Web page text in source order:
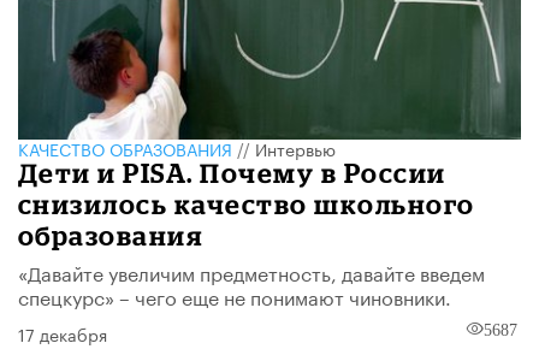
КАЧЕСТВО ОБРАЗОВАНИЯ//Интервью
Дети и PISA. Почему в России
снизилось качество школьного
образования
«Давайте увеличим предметность, давайте введем
спецкурс» – чего еще не понимают чиновники.
17 декабря 5687